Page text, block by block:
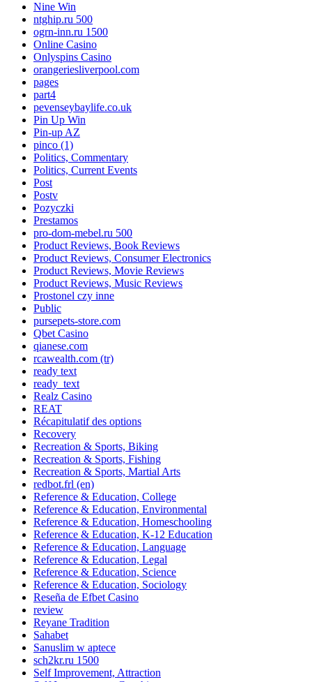
Nine Win
ntghip.ru 500
ogrn-inn.ru 1500
Online Casino
Onlyspins Casino
orangeriesliverpool.com
pages
part4
pevenseybaylife.co.uk
Pin Up Win
Pin-up AZ
pinco (1)
Politics, Commentary
Politics, Current Events
Post
Postv
Pozyczki
Prestamos
pro-dom-mebel.ru 500
Product Reviews, Book Reviews
Product Reviews, Consumer Electronics
Product Reviews, Movie Reviews
Product Reviews, Music Reviews
Prostonel czy inne
Public
pursepets-store.com
Qbet Casino
qianese.com
rcawealth.com (tr)
ready text
ready_text
Realz Casino
REAT
Récapitulatif des options
Recovery
Recreation & Sports, Biking
Recreation & Sports, Fishing
Recreation & Sports, Martial Arts
redbot.frl (en)
Reference & Education, College
Reference & Education, Environmental
Reference & Education, Homeschooling
Reference & Education, K-12 Education
Reference & Education, Language
Reference & Education, Legal
Reference & Education, Science
Reference & Education, Sociology
Reseña de Efbet Casino
review
Reyane Tradition
Sahabet
Sanuslim w aptece
sch2kr.ru 1500
Self Improvement, Attraction